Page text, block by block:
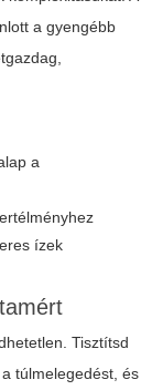
a gyengébb
a
ízek
Tisztítsd
túlmelegedést, és